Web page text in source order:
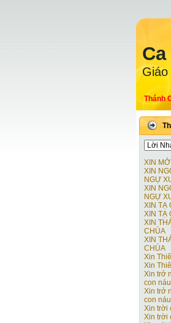
Thánh
XIN
XIN
NGỰ
XIN
NGỰ
XIN TẠ
XIN TẠ
XIN
CHÚA
XIN
CHÚA
Xin
Xin
Xin trở
con
Xin trở
con
Xin trời
Xin trời